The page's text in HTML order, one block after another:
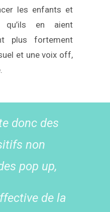
les enfants et
qu’ils en aient
plus fortement
et une voix off,
donc des
non
pop up,
de la